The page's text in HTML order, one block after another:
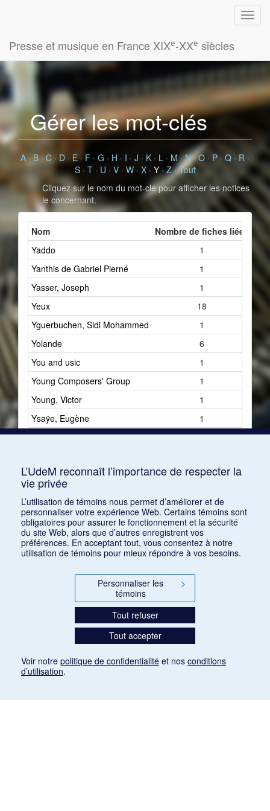
Presse et musique en France XIXe-XXe siècles
Gérer les mot-clés
A·B·C · D·E· F · G · H · I · J · K · L · M·N·O · P· Q · R ·
S· T· U · V· W· X· Y·Z·Tout
Cliquez sur le nom du mot-clé pour afficher les notices
le concernant.
Nom
Nombre de fiches liées
Yaddo
1
Yanthis de Gabriel Pierné
1
Yasser, Joseph
1
Yeux
18
Yguerbuchen, Sidi Mohammed
1
Yolande
6
You and usic
1
Young Composers' Group
1
Young, Victor
1
Ysaÿe, Eugène
1
L’UdeM reconnaît l’importance de respecter la
vie privée
L’utilisation de témoins nous permet d’améliorer et de
personnaliser votre expérience Web. Certains témoins sont
obligatoires pour assurer le fonctionnement et la sécurité
du site Web, alors que d’autres enregistrent vos
préférences. En acceptant tout, vous consentez à notre
utilisation de témoins pour mieux répondre à vos besoins.
Personnaliser les
témoins
>
Tout refuser
Tout accepter
Voir notre politique de confidentialité et nos conditions
d’utilisation.